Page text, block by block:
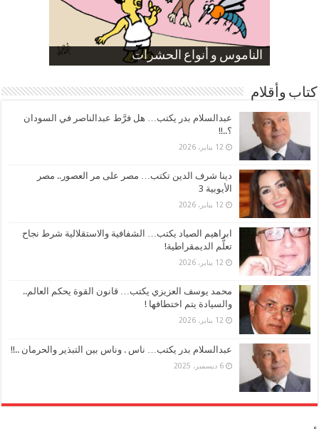
الناموس و أنواع الحشرات
الموظفين بعد ارتفاع الأسعار
ارتفاع نسبة الطلاق في مصر
صورة كاركاتيرية
صورة كاركاتيرية
كتاب وأقلام
عبدالسلام بدر يكتب… هل فرَّط عبدالناصر في السودان
؟..!!
12 يناير، 2026
دينا شرف الدين تكتب… مصر على مر العصور.. مصر
الأيوبية 3
12 يناير، 2026
ابراهيم الصياد يكتب… الشفافية والاستقلالية شرط نجاح
تعلُّم الديمقراطية!
12 يناير، 2026
محمد يوسف العزيزي يكتب… قانون القوة يحكم العالم..
والسيادة يتم اختطافها !
12 يناير، 2026
عبدالسلام بدر يكتب… ناس . وناس بين التبذير والحرمان ..!!
6 ديسمبر، 2025